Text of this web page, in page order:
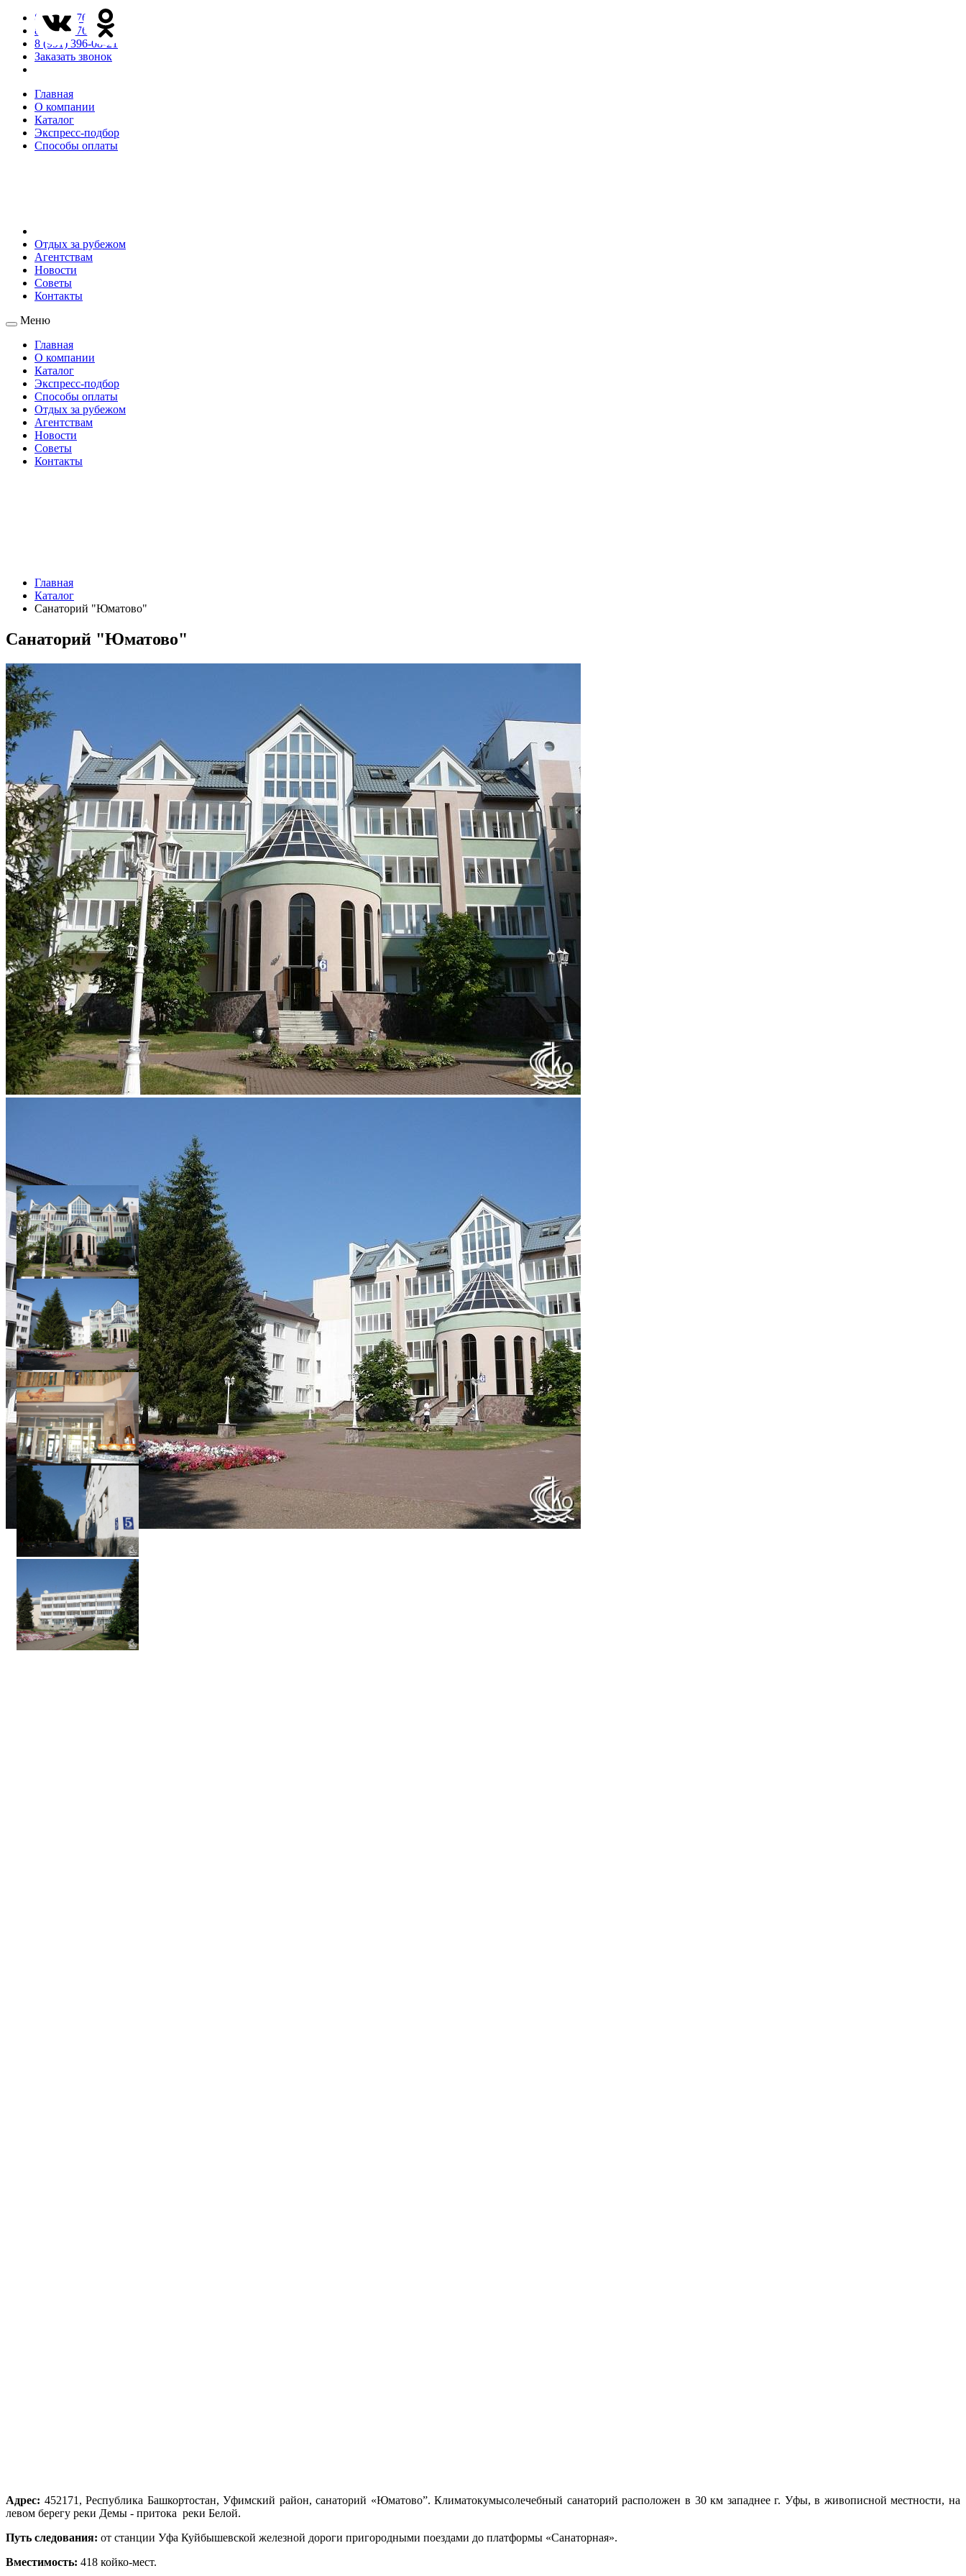
8 (846) 276-85-65
8 (846) 276-85-66
8 (991) 396-08-21
Заказать звонок
Главная
О компании
Каталог
Экспресс-подбор
Способы оплаты
Отдых за рубежом
Агентствам
Новости
Советы
Контакты
Меню
Главная
О компании
Каталог
Экспресс-подбор
Способы оплаты
Отдых за рубежом
Агентствам
Новости
Советы
Контакты
Главная
Каталог
Санаторий "Юматово"
Санаторий "Юматово"
Адрес: 452171, Республика Башкортостан, Уфимский район, санаторий «Юматово”. Климатокумысолечебный санаторий расположен в 30 км западнее г. Уфы, в живописной местности, на
левом берегу реки Демы - притока реки Белой.
Путь следования: от станции Уфа Куйбышевской железной дороги пригородными поездами до платформы «Санаторная».
Вместимость: 418 койко-мест.